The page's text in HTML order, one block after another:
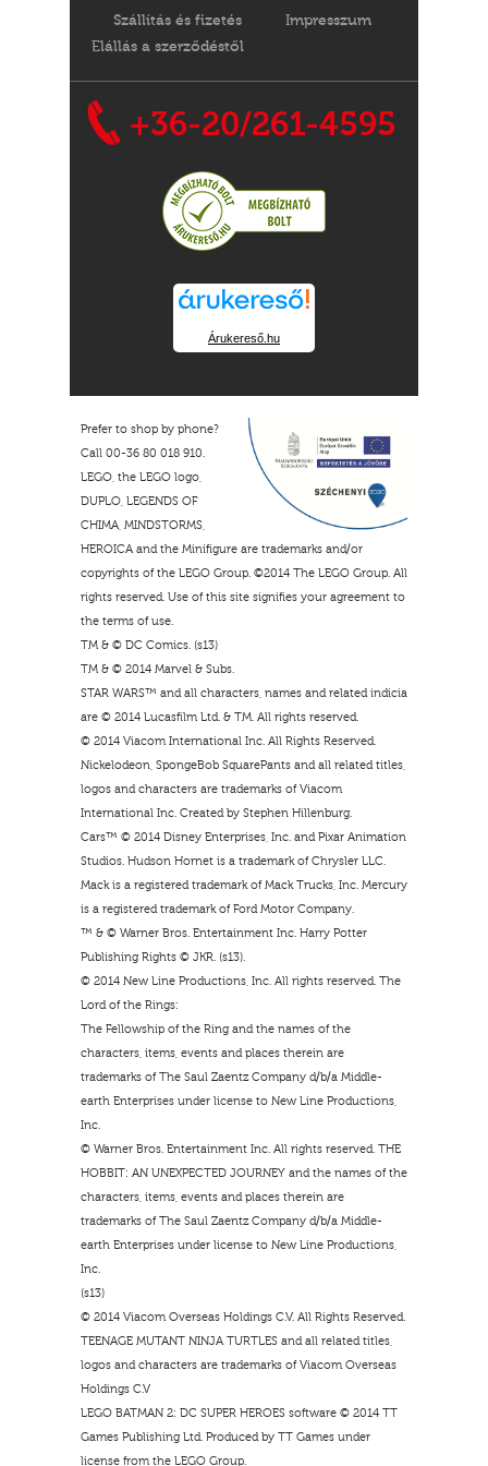
Szállítás és fizetés
Impresszum
Elállás a szerződéstől
+36-20/261-4595
Árukereső.hu
Prefer to shop by phone?
Call 00-36 80 018 910.
LEGO, the LEGO logo,
DUPLO, LEGENDS OF
CHIMA, MINDSTORMS,
HEROICA and the Minifigure are trademarks and/or
copyrights of the LEGO Group. ©2014 The LEGO Group. All
rights reserved. Use of this site signifies your agreement to
the terms of use.
TM & © DC Comics. (s13)
TM & © 2014 Marvel & Subs.
STAR WARS™ and all characters, names and related indicia
are © 2014 Lucasfilm Ltd. & TM. All rights reserved.
© 2014 Viacom International Inc. All Rights Reserved.
Nickelodeon, SpongeBob SquarePants and all related titles,
logos and characters are trademarks of Viacom
International Inc. Created by Stephen Hillenburg.
Cars™ © 2014 Disney Enterprises, Inc. and Pixar Animation
Studios. Hudson Hornet is a trademark of Chrysler LLC.
Mack is a registered trademark of Mack Trucks, Inc. Mercury
is a registered trademark of Ford Motor Company.
™ & © Warner Bros. Entertainment Inc. Harry Potter
Publishing Rights © JKR. (s13).
© 2014 New Line Productions, Inc. All rights reserved. The
Lord of the Rings:
The Fellowship of the Ring and the names of the
characters, items, events and places therein are
trademarks of The Saul Zaentz Company d/b/a Middle-
earth Enterprises under license to New Line Productions,
Inc.
© Warner Bros. Entertainment Inc. All rights reserved. THE
HOBBIT: AN UNEXPECTED JOURNEY and the names of the
characters, items, events and places therein are
trademarks of The Saul Zaentz Company d/b/a Middle-
earth Enterprises under license to New Line Productions,
Inc.
(s13)
© 2014 Viacom Overseas Holdings C.V. All Rights Reserved.
TEENAGE MUTANT NINJA TURTLES and all related titles,
logos and characters are trademarks of Viacom Overseas
Holdings C.V
LEGO BATMAN 2: DC SUPER HEROES software © 2014 TT
Games Publishing Ltd. Produced by TT Games under
license from the LEGO Group.